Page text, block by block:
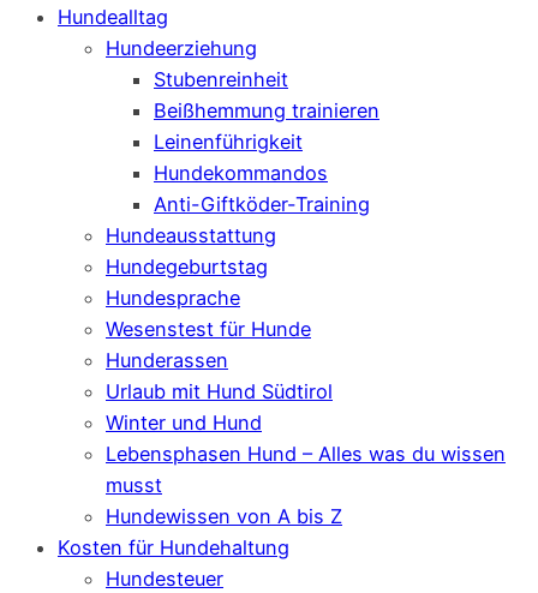
Hundealltag
Hundeerziehung
Stubenreinheit
Beißhemmung trainieren
Leinenführigkeit
Hundekommandos
Anti-Giftköder-Training
Hundeausstattung
Hundegeburtstag
Hundesprache
Wesenstest für Hunde
Hunderassen
Urlaub mit Hund Südtirol
Winter und Hund
Lebensphasen Hund – Alles was du wissen
musst
Hundewissen von A bis Z
Kosten für Hundehaltung
Hundesteuer